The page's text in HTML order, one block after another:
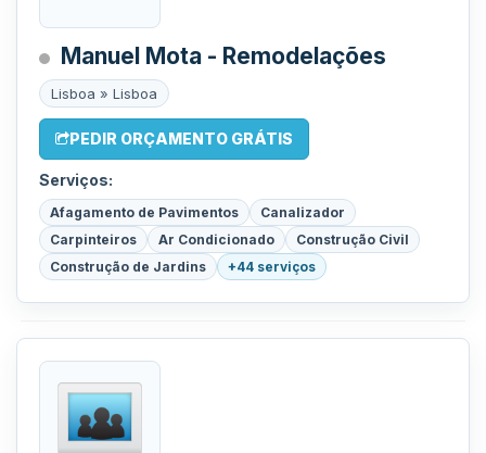
Manuel Mota - Remodelações
Lisboa » Lisboa
PEDIR ORÇAMENTO GRÁTIS
Serviços:
Afagamento de Pavimentos
Canalizador
Carpinteiros
Ar Condicionado
Construção Civil
Construção de Jardins
+44 serviços